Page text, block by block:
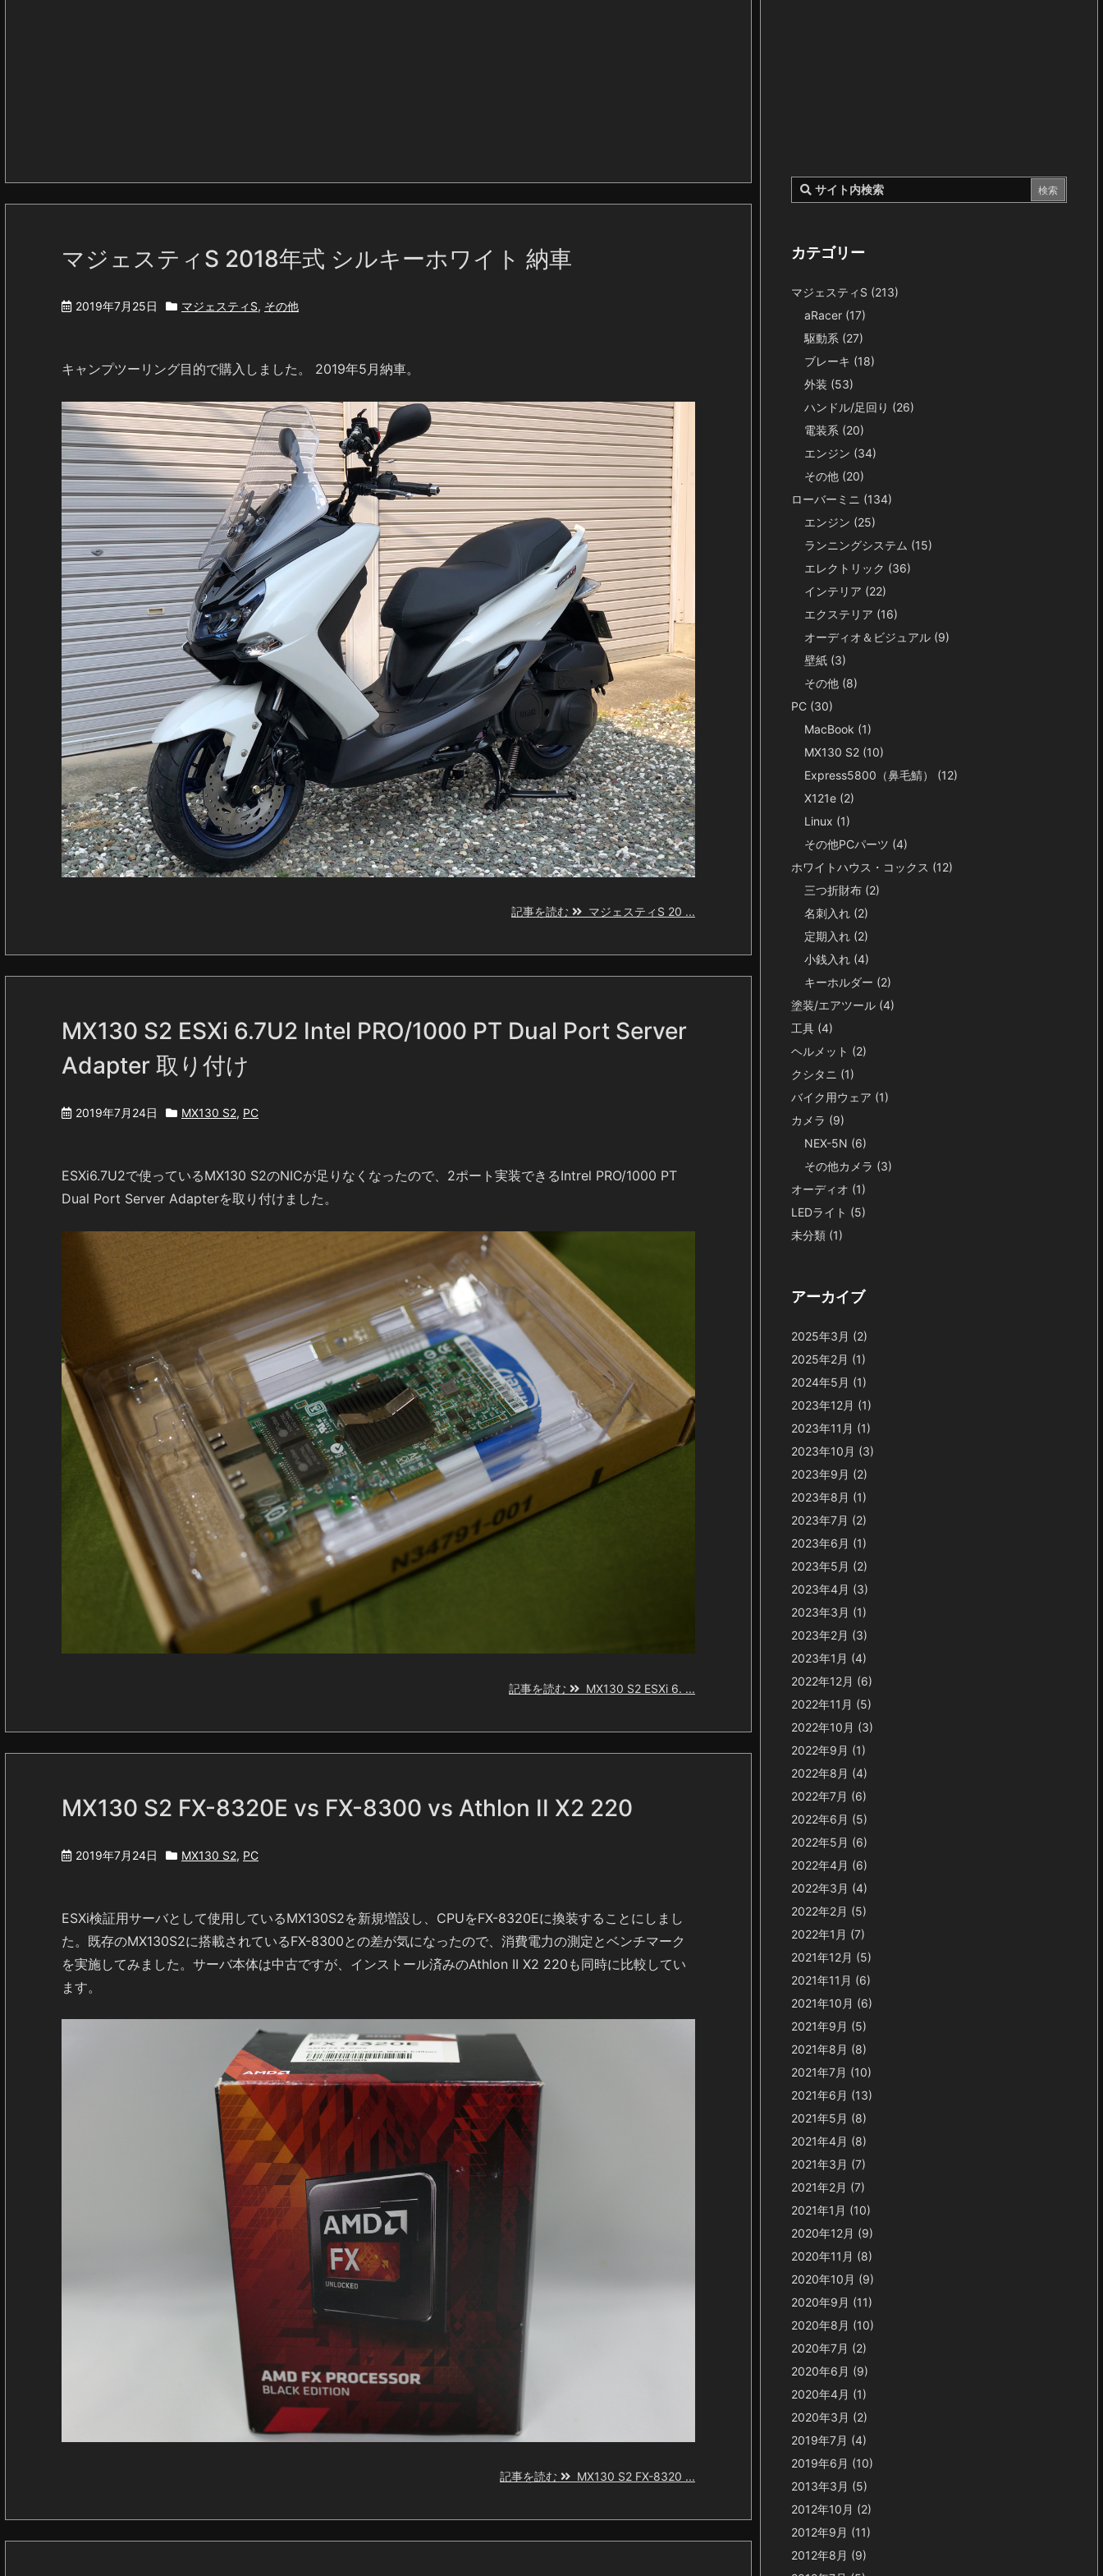
マジェスティS 2018年式 シルキーホワイト 納車
2019年7月25日 マジェスティS, その他
キャンプツーリング目的で購入しました。 2019年5月納車。
記事を読む マジェスティS 20 ...
MX130 S2 ESXi 6.7U2 Intel PRO/1000 PT Dual Port Server
Adapter 取り付け
2019年7月24日 MX130 S2, PC
ESXi6.7U2で使っているMX130 S2のNICが足りなくなったので、2ポート実装できるIntrel PRO/1000 PT
Dual Port Server Adapterを取り付けました。
記事を読む MX130 S2 ESXi 6. ...
MX130 S2 FX-8320E vs FX-8300 vs Athlon II X2 220
2019年7月24日 MX130 S2, PC
ESXi検証用サーバとして使用しているMX130S2を新規増設し、CPUをFX-8320Eに換装することにしまし
た。既存のMX130S2に搭載されているFX-8300との差が気になったので、消費電力の測定とベンチマーク
を実施してみました。サーバ本体は中古ですが、インストール済みのAthlon II X2 220も同時に比較してい
ます。
記事を読む MX130 S2 FX-8320 ...
カテゴリー
マジェスティS (213)
aRacer (17)
駆動系 (27)
ブレーキ (18)
外装 (53)
ハンドル/足回り (26)
電装系 (20)
エンジン (34)
その他 (20)
ローバーミニ (134)
エンジン (25)
ランニングシステム (15)
エレクトリック (36)
インテリア (22)
エクステリア (16)
オーディオ＆ビジュアル (9)
壁紙 (3)
その他 (8)
PC (30)
MacBook (1)
MX130 S2 (10)
Express5800（鼻毛鯖） (12)
X121e (2)
Linux (1)
その他PCパーツ (4)
ホワイトハウス・コックス (12)
三つ折財布 (2)
名刺入れ (2)
定期入れ (2)
小銭入れ (4)
キーホルダー (2)
塗装/エアツール (4)
工具 (4)
ヘルメット (2)
クシタニ (1)
バイク用ウェア (1)
カメラ (9)
NEX-5N (6)
その他カメラ (3)
オーディオ (1)
LEDライト (5)
未分類 (1)
アーカイブ
2025年3月 (2)
2025年2月 (1)
2024年5月 (1)
2023年12月 (1)
2023年11月 (1)
2023年10月 (3)
2023年9月 (2)
2023年8月 (1)
2023年7月 (2)
2023年6月 (1)
2023年5月 (2)
2023年4月 (3)
2023年3月 (1)
2023年2月 (3)
2023年1月 (4)
2022年12月 (6)
2022年11月 (5)
2022年10月 (3)
2022年9月 (1)
2022年8月 (4)
2022年7月 (6)
2022年6月 (5)
2022年5月 (6)
2022年4月 (6)
2022年3月 (4)
2022年2月 (5)
2022年1月 (7)
2021年12月 (5)
2021年11月 (6)
2021年10月 (6)
2021年9月 (5)
2021年8月 (8)
2021年7月 (10)
2021年6月 (13)
2021年5月 (8)
2021年4月 (8)
2021年3月 (7)
2021年2月 (7)
2021年1月 (10)
2020年12月 (9)
2020年11月 (8)
2020年10月 (9)
2020年9月 (11)
2020年8月 (10)
2020年7月 (2)
2020年6月 (9)
2020年4月 (1)
2020年3月 (2)
2019年7月 (4)
2019年6月 (10)
2013年3月 (5)
2012年10月 (2)
2012年9月 (11)
2012年8月 (9)